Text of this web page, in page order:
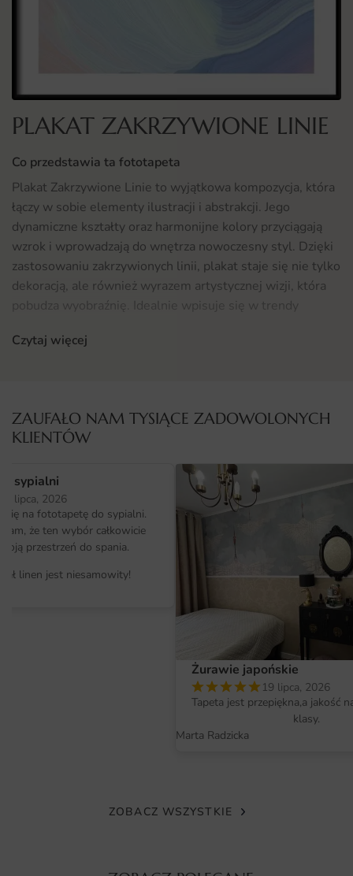
PLAKAT ZAKRZYWIONE LINIE
Co przedstawia ta fototapeta
Plakat Zakrzywione Linie to wyjątkowa kompozycja, która
łączy w sobie elementy ilustracji i abstrakcji. Jego
dynamiczne kształty oraz harmonijne kolory przyciągają
wzrok i wprowadzają do wnętrza nowoczesny styl. Dzięki
zastosowaniu zakrzywionych linii, plakat staje się nie tylko
dekoracją, ale również wyrazem artystycznej wizji, która
pobudza wyobraźnię. Idealnie wpisuje się w trendy
odnajdzie się w różnych aranżacjach.
przestrzeni. Może stać się centralnym punktem w salonie,
nadając mu nowoczesny charakter. Świetnie sprawdzi się
również w sypialni, gdzie jego subtelna estetyka
wprowadzi harmonię i spokój. Biura i przestrzenie
coworkingowe to kolejne miejsca, gdzie ten plakat z
pewnością przyciągnie uwagę i zainspiruje kreatywność.
Jeśli szukasz oryginalnych rozwiązań, to warto rozważyć
zestawienie go z innymi elementami dekoracyjnymi, na
przykład zfototapetami
Plakat Zakrzywione Linie został wydrukowany na wysokiej
jakości papierze, który gwarantuje doskonałe
odwzorowanie kolorów oraz wytrzymałość. Wykorzystana
technologia druku zapewnia, że nawet najdrobniejsze
detale są wyraźne i wyraziste. Dzięki temu plakat nie
tylko będzie cieszył oczy, ale również posłuży przez długi
Czytaj więcej
ZAUFAŁO NAM TYSIĄCE ZADOWOLONYCH
KLIENTÓW
sypialni
lipca, 2026
się na fototapetę do sypialni.
że ten wybór całkowicie
przestrzeń do spania.
linen jest niesamowity!
Żurawie japońskie
19 lipca, 2026
Tapeta jest przepiękna,a jakość
klasy.
Marta Radzicka
ZOBACZ WSZYSTKIE